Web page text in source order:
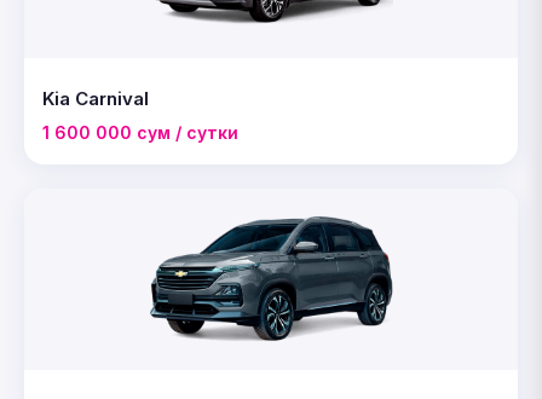
Kia Carnival
1 600 000 сум / сутки